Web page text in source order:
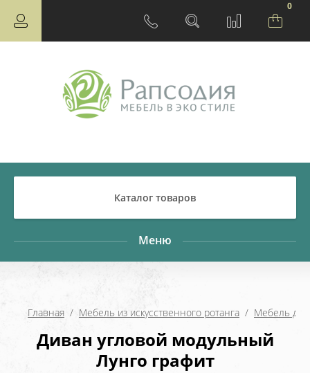
0
Каталог товаров
Меню
Главная
  /
Мебель из искусственного ротанга
  /
Мебель для
Диван угловой модульный
Лунго графит